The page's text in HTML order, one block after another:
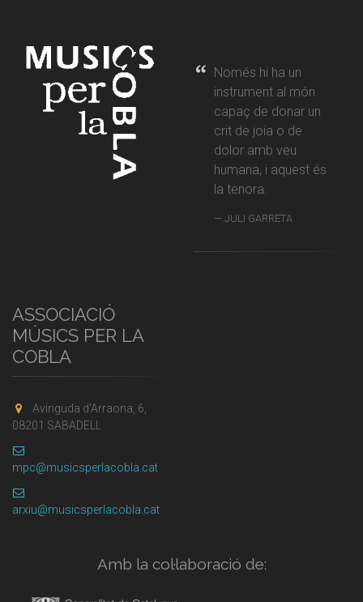
Només hi ha un
instrument al món
capaç de donar un
crit de joia o de
dolor amb veu
humana, i aquest és
la tenora.
JULI GARRETA
ASSOCIACIÓ
MÚSICS PER LA
COBLA
Avinguda d'Arraona, 6,
08201 SABADELL
mpc@musicsperlacobla.cat
arxiu@musicsperlacobla.cat
Amb la col·laboració de: